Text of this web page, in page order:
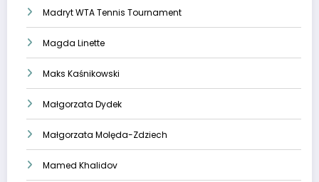
Madryt WTA Tennis Tournament
Magda Linette
Maks Kaśnikowski
Małgorzata Dydek
Małgorzata Molęda-Zdziech
Mamed Khalidov